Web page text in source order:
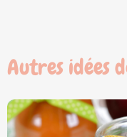
Autres idées